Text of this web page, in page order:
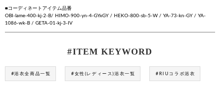
■コーディネートアイテム品番
OBI-lame-400-kj-2-B/ HIMO-900-yn-4-GYxGY / HEKO-800-sb-5-W / YA-73-kn-GY / YA-
1086-wk-B / GETA-01-kj-3-IV
#ITEM KEYWORD
#浴衣全商品一覧 #女性(レディース)浴衣一覧 #RIUコラボ浴衣